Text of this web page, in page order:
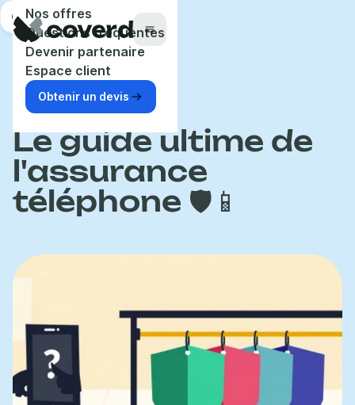
Menu
Nos offres
Questions fréquentes
Devenir partenaire
Espace client
Obtenir un devis
Accueil Blog Assurance
Le guide ultime de
l'assurance
téléphone 🛡📱
Aide
Panneau de gestion des cookies